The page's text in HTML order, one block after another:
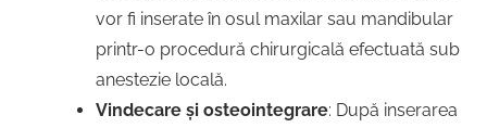
vor fi inserate în osul maxilar sau mandibular
printr-o procedură chirurgicală efectuată sub
anestezie locală.
Vindecare și osteointegrare: După inserarea